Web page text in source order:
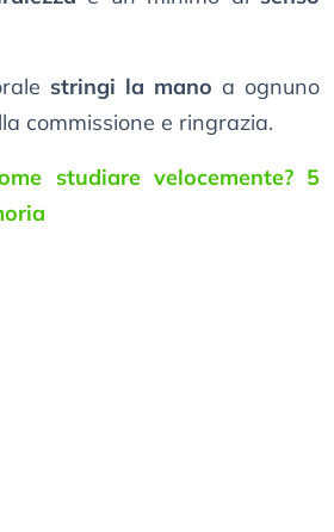
stringi la mano a ognuno
commissione e ringrazia.
studiare velocemente? 5